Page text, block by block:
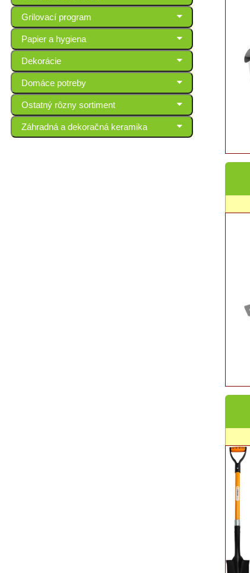
Grilovací program
Papier a hygiena
Dekorácie
Domáce potreby
Ostatný rôzny sortiment
Záhradná a dekoračná keramika